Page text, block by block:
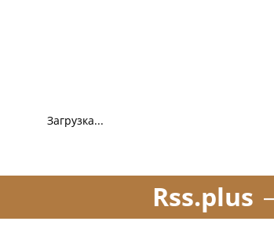
Загрузка...
Rss.plus